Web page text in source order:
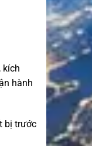
kích
hành
bị trước